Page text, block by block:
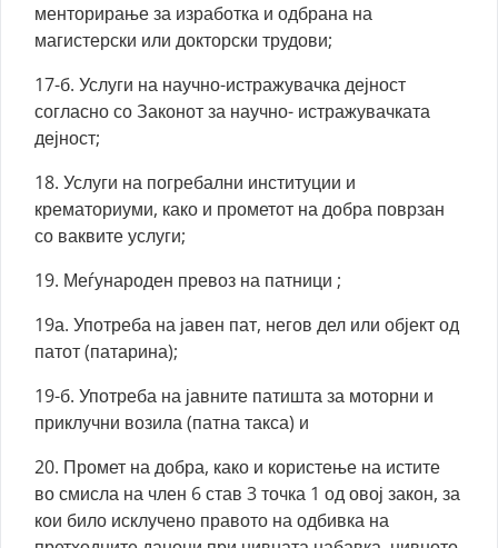
менторирање за изработка и одбрана на
магистерски или докторски трудови;
17-б. Услуги на научно-истражувачка дејност
согласно со Законот за научно- истражувачката
дејност;
18. Услуги на погребални институции и
крематориуми, како и прометот на добра поврзан
со ваквите услуги;
19. Меѓународен превоз на патници ;
19а. Употреба на јавен пат, негов дел или објект од
патот (патарина);
19-б. Употреба на јавните патишта за моторни и
приклучни возила (патна такса) и
20. Промет на добра, како и користење на истите
во смисла на член 6 став 3 точка 1 од овој закон, за
кои било исклучено правото на одбивка на